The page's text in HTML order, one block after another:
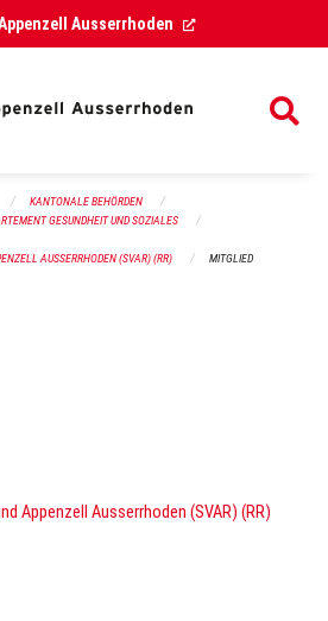
Ausserrhoden (External Link)
KANTONALE BEHÖRDEN
GESUNDHEIT UND SOZIALES
AUSSERRHODEN (SVAR) (RR)
MITGLIED
Appenzell Ausserrhoden (SVAR) (RR)